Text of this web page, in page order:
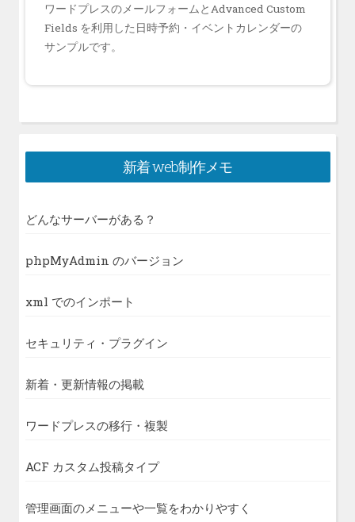
ワードプレスのメールフォームとAdvanced Custom
Fields を利用した日時予約・イベントカレンダーの
サンプルです。
新着 web制作メモ
どんなサーバーがある？
phpMyAdmin のバージョン
xml でのインポート
セキュリティ・プラグイン
新着・更新情報の掲載
ワードプレスの移行・複製
ACF カスタム投稿タイプ
管理画面のメニューや一覧をわかりやすく